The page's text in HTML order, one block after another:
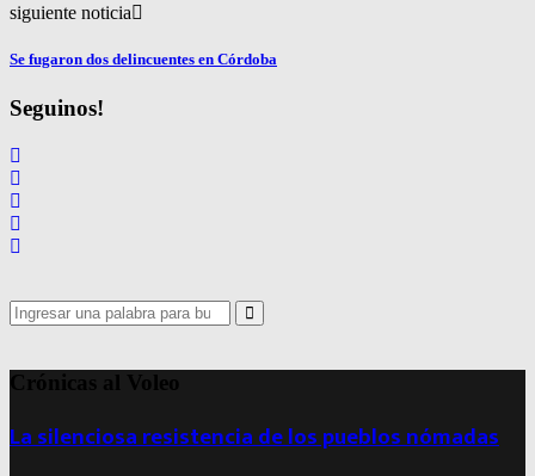
siguiente noticia
Se fugaron dos delincuentes en Córdoba
Seguinos!
Search
for:
Search
Crónicas al Voleo
La silenciosa resistencia de los pueblos nómadas